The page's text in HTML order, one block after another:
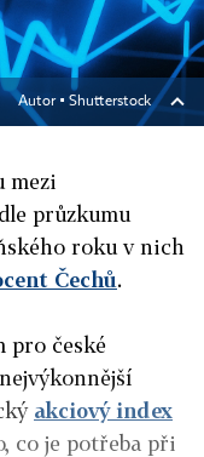
Autor ▪ Shutterstock
mezi
průzkumu
roku v nich
Čechů.
pro české
akciový index
co je potřeba při